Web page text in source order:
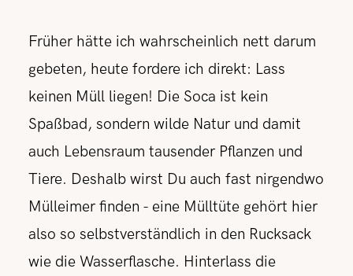
Früher hätte ich wahrscheinlich nett darum
gebeten, heute fordere ich direkt: Lass
keinen Müll liegen! Die Soca ist kein
Spaßbad, sondern wilde Natur und damit
auch Lebensraum tausender Pflanzen und
Tiere. Deshalb wirst Du auch fast nirgendwo
Mülleimer finden - eine Mülltüte gehört hier
also so selbstverständlich in den Rucksack
wie die Wasserflasche. Hinterlass die